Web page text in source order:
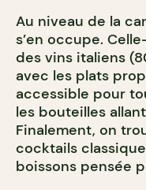
Au niveau de la
s’en occupe.
des vins italiens
avec les plats
accessible pour
les bouteilles
Finalement, on
cocktails
boissons pensée